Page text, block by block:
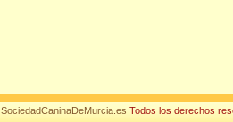
SociedadCaninaDeMurcia.es Todos los derechos